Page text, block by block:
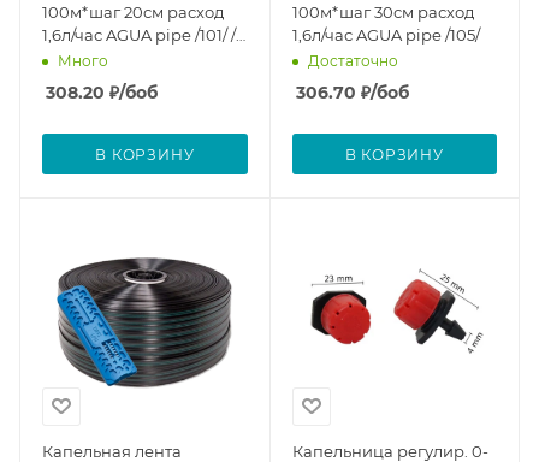
100м*шаг 20см расход
1,6л/час AGUA pipe /101/ /
Б/ВИТР/
Много
308.20 ₽/боб
В КОРЗИНУ
100м*шаг 30см расход
1,6л/час AGUA pipe /105/
Достаточно
306.70 ₽/боб
В КОРЗИНУ
Капельная лента
Капельница регулир. 0-